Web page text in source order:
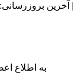
بروزرسانی: ۱۴۰۱/۹/۷ |
به اطلاع